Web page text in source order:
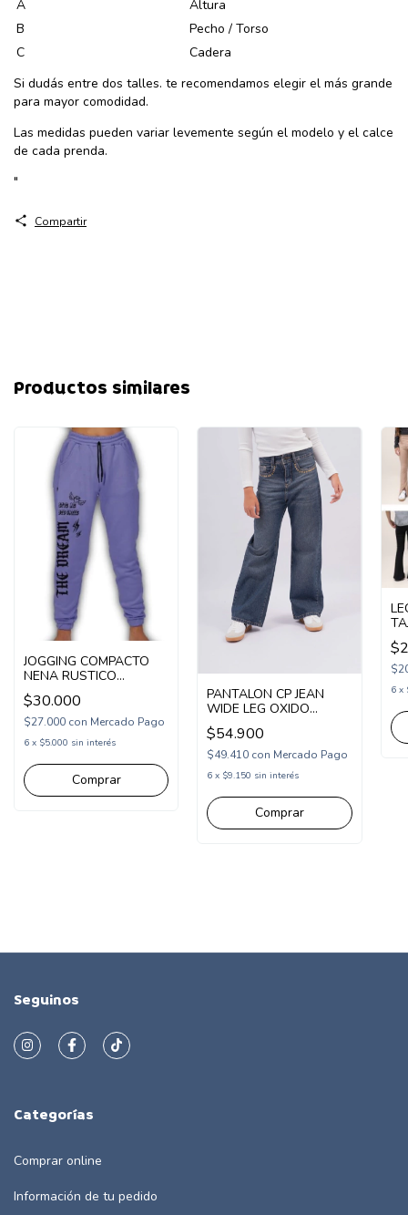
A
Altura
B
Pecho / Torso
C
Cadera
Si dudás entre dos talles. te recomendamos elegir el más grande
para mayor comodidad.
Las medidas pueden variar levemente según el modelo y el calce
de cada prenda.
"
Compartir
Productos similares
JOGGING COMPACTO
NENA RUSTICO
ESTAMPA THE DREAM
(COM253277)
$30.000
$27.000 con Mercado Pago
6 x $5.000 sin interés
Comprar
PANTALON CP JEAN
WIDE LEG OXIDO
(CP253400)
$54.900
$49.410 con Mercado Pago
6 x $9.150 sin interés
Comprar
6 x
Seguinos
Categorías
Comprar online
Información de tu pedido